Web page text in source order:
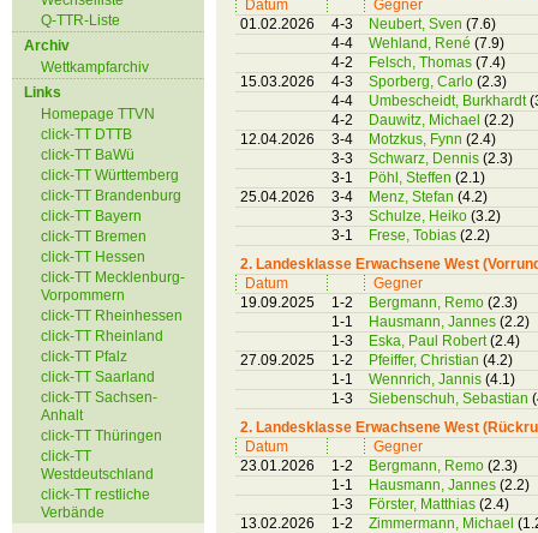
Q-TTR-Liste
Archiv
Wettkampfarchiv
Links
Homepage TTVN
click-TT DTTB
click-TT BaWü
click-TT Württemberg
click-TT Brandenburg
click-TT Bayern
click-TT Bremen
click-TT Hessen
click-TT Mecklenburg-
Vorpommern
click-TT Rheinhessen
click-TT Rheinland
click-TT Pfalz
click-TT Saarland
click-TT Sachsen-
Anhalt
click-TT Thüringen
click-TT
Westdeutschland
click-TT restliche
Verbände
Datum
Gegner
01.02.2026
4-3 Neubert, Sven (7.6)
4-4
Wehland, René (7.9)
4-2
Felsch, Thomas (7.4)
15.03.2026
4-3 Sporberg, Carlo (2.3)
4-4
Umbescheidt, Burkhardt
4-2
Dauwitz, Michael (2.2)
12.04.2026
3-4 Motzkus, Fynn (2.4)
3-3
Schwarz, Dennis (2.3)
3-1
Pöhl, Steffen (2.1)
25.04.2026
3-4 Menz, Stefan (4.2)
3-3
Schulze, Heiko (3.2)
3-1
Frese, Tobias (2.2)
2. Landesklasse Erwachsene West
Datum
Gegner
19.09.2025
1-2 Bergmann, Remo (2.3)
1-1
Hausmann, Jannes (2.2)
1-3
Eska, Paul Robert(2.4)
27.09.2025
1-2 Pfeiffer, Christian (4.2)
1-1
Wennrich, Jannis (4.1)
1-3
Siebenschuh, Sebastian
2. Landesklasse Erwachsene West
Datum
Gegner
23.01.2026
1-2 Bergmann, Remo (2.3)
1-1
Hausmann, Jannes (2.2)
1-3
Förster, Matthias (2.4)
13.02.2026
1-2 Zimmermann, Michael